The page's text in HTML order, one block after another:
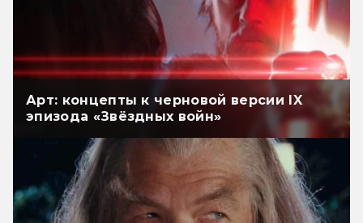
Арт: концепты к черновой версии IX
эпизода «Звёздных войн»